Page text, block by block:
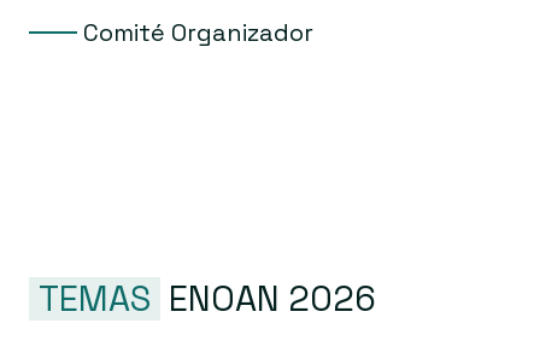
Comité Organizador
TEMAS ENOAN 2026